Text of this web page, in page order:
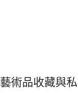
藝術品收藏與